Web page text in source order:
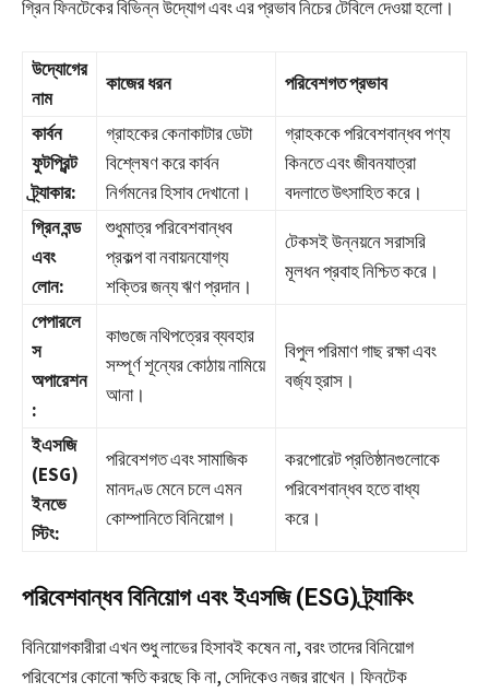
গ্রিন ফিনটেকের বিভিন্ন উদ্যোগ এবং এর প্রভাব নিচের টেবিলে দেওয়া হলো।
উদ্যোগের
নাম
কাজের ধরন পরিবেশগত প্রভাব
কার্বন
ফুটপ্রিন্ট
ট্র্যাকার:
গ্রাহকের কেনাকাটার ডেটা
বিশ্লেষণ করে কার্বন
নির্গমনের হিসাব দেখানো।
গ্রাহককে পরিবেশবান্ধব পণ্য
কিনতে এবং জীবনযাত্রা
বদলাতে উৎসাহিত করে।
গ্রিন বন্ড
এবং
লোন:
শুধুমাত্র পরিবেশবান্ধব
প্রকল্প বা নবায়নযোগ্য
শক্তির জন্য ঋণ প্রদান।
টেকসই উন্নয়নে সরাসরি
মূলধন প্রবাহ নিশ্চিত করে।
পেপারলে
স
অপারেশন
:
কাগুজে নথিপত্রের ব্যবহার
সম্পূর্ণ শূন্যের কোঠায় নামিয়ে
আনা।
বিপুল পরিমাণ গাছ রক্ষা এবং
বর্জ্য হ্রাস।
ইএসজি
(ESG)
ইনভে
স্টিং:
পরিবেশগত এবং সামাজিক
মানদণ্ড মেনে চলে এমন
কোম্পানিতে বিনিয়োগ।
করপোরেট প্রতিষ্ঠানগুলোকে
পরিবেশবান্ধব হতে বাধ্য
করে।
পরিবেশবান্ধব বিনিয়োগ এবং ইএসজি (ESG) ট্র্যাকিং
বিনিয়োগকারীরা এখন শুধু লাভের হিসাবই কষেন না, বরং তাদের বিনিয়োগ
পরিবেশের কোনো ক্ষতি করছে কি না, সেদিকেও নজর রাখেন। ফিনটেক